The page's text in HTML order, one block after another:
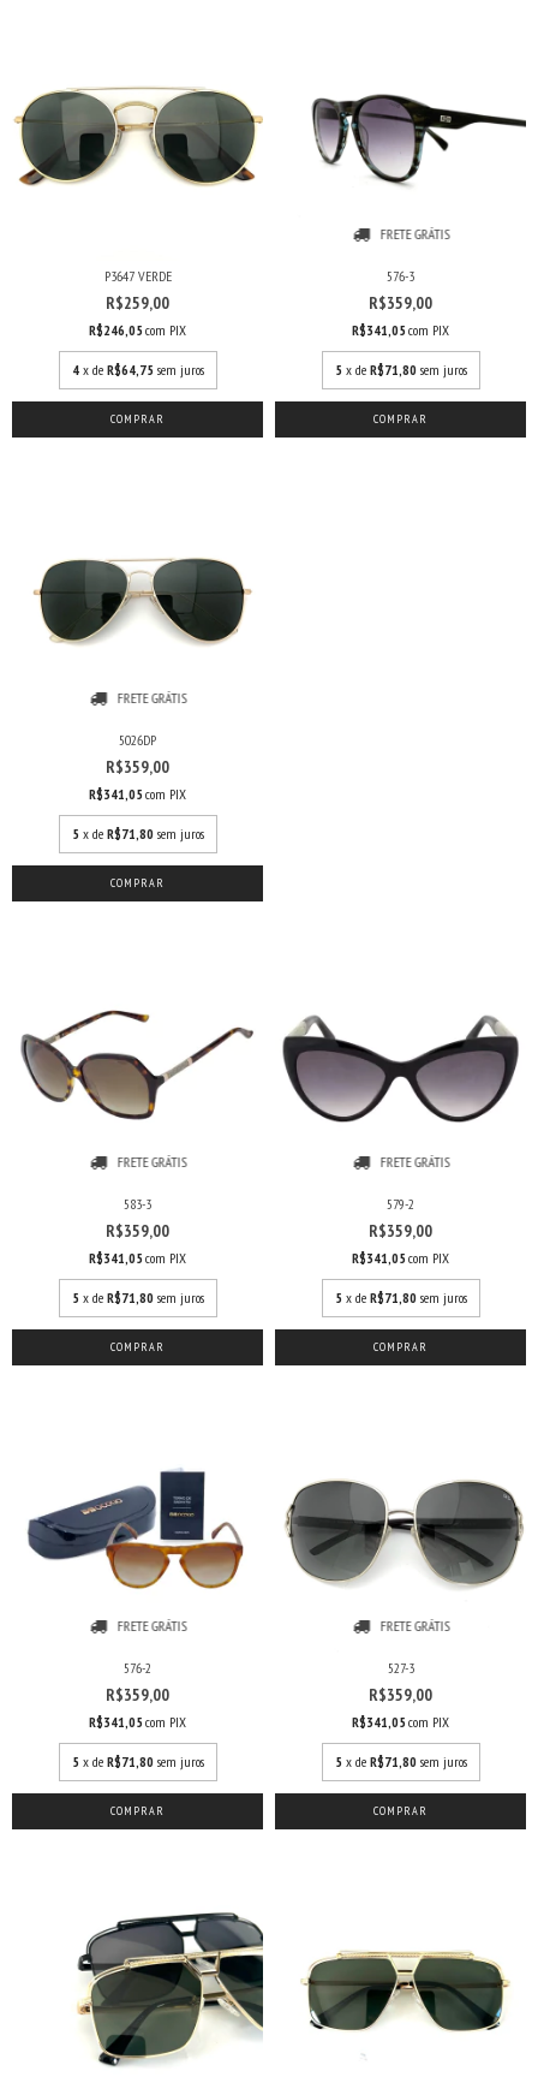
P3647 VERDE
R$259,00
R$246,05 com PIX
4 x de R$64,75 sem juros
FRETE GRÁTIS
576-3
R$359,00
R$341,05 com PIX
5 x de R$71,80 sem juros
FRETE GRÁTIS
5026DP
R$359,00
R$341,05 com PIX
5 x de R$71,80 sem juros
FRETE GRÁTIS
583-3
R$359,00
R$341,05 com PIX
5 x de R$71,80 sem juros
FRETE GRÁTIS
579-2
R$359,00
R$341,05 com PIX
5 x de R$71,80 sem juros
FRETE GRÁTIS
576-2
R$359,00
R$341,05 com PIX
5 x de R$71,80 sem juros
FRETE GRÁTIS
527-3
R$359,00
R$341,05 com PIX
5 x de R$71,80 sem juros